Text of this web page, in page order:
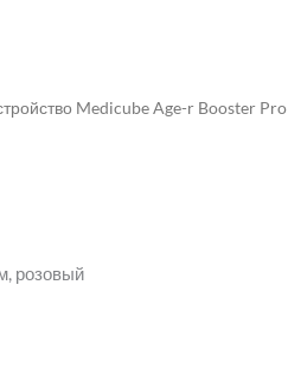
Medicube Age-r Booster Pro
розовый